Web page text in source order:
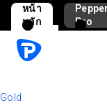
หน้า
หลัก
Pro
Gold